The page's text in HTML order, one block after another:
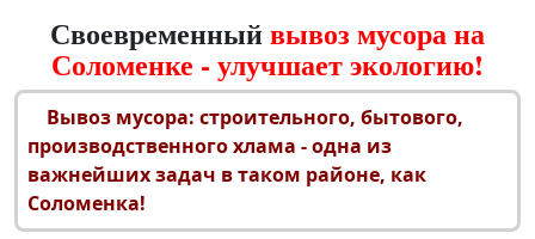
Своевременныйвывоз мусора на
Соломенке - улучшает экологию!
Вывоз мусора: строительного, бытового,
производственного хлама - одна из
важнейших задач в таком районе, как
Соломенка!